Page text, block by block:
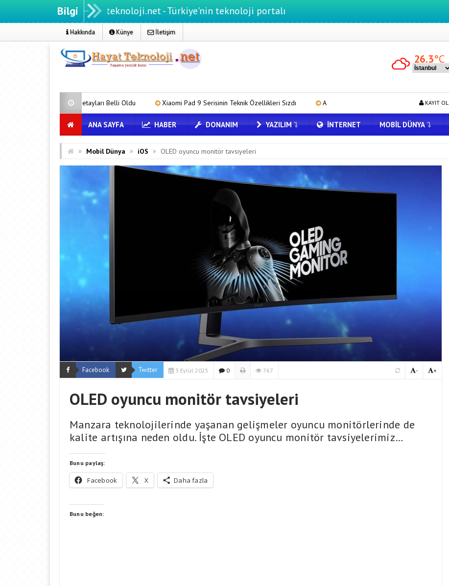
Bilgi
Hayatteknoloji.net - Türkiye'nin teknoloji portalı
Hakkında Künye İletişim
26.3°C
Detayları Belli Oldu Xiaomi Pad 9 Serisinin Teknik Özellikleri Sızdı Avrupa Birliği’nden Starlink’e Rakip: IRIS² Projesi DetaylandıKAYIT OL
ANA SAYFA HABER DONANIM YAZILIM İNTERNET MOBIL DÜNYA
» Mobil Dünya » iOS » OLED oyuncu monitör tavsiyeleri
Facebook Twitter 3 Eylül 2025 0 767 +
-
OLED oyuncu monitör tavsiyeleri
Manzara teknolojilerinde yaşanan gelişmeler oyuncu monitörlerinde de
kalite artışına neden oldu. İşte OLED oyuncu monitör tavsiyelerimiz…
Bunu paylaş:
Facebook X Daha fazla
Bunu beğen: